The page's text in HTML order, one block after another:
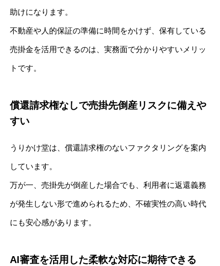
助けになります。
不動産や人的保証の準備に時間をかけず、保有している
売掛金を活用できるのは、実務面で分かりやすいメリッ
トです。
償還請求権なしで売掛先倒産リスクに備えや
すい
うりかけ堂は、償還請求権のないファクタリングを案内
しています。
万が一、売掛先が倒産した場合でも、利用者に返還義務
が発生しない形で進められるため、不確実性の高い時代
にも安心感があります。
AI審査を活用した柔軟な対応に期待できる